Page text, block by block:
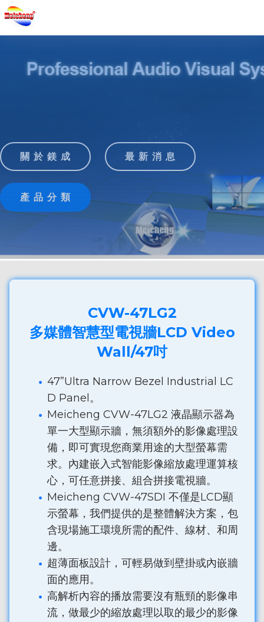
關 於 鎂 成 最 新 消 息
產 品 分 類
CVW-47LG2
多媒體智慧型電視牆LCD Video
Wall/47吋
47”Ultra Narrow Bezel Industrial LC
D Panel。
Meicheng CVW-47LG2 液晶顯示器為
單一大型顯示牆，無須額外的影像處理設
備，即可實現您商業用途的大型螢幕需
求。內建嵌入式智能影像縮放處理運算核
心，可任意拼接、組合拼接電視牆。
Meicheng CVW-47SDI 不僅是LCD顯
示螢幕，我們提供的是整體解決方案，包
含現場施工環境所需的配件、線材、和周
邊。
超薄面板設計，可輕易做到壁掛或內嵌牆
面的應用。
高解析內容的播放需要沒有瓶頸的影像串
流，做最少的縮放處理以取的最少的影像